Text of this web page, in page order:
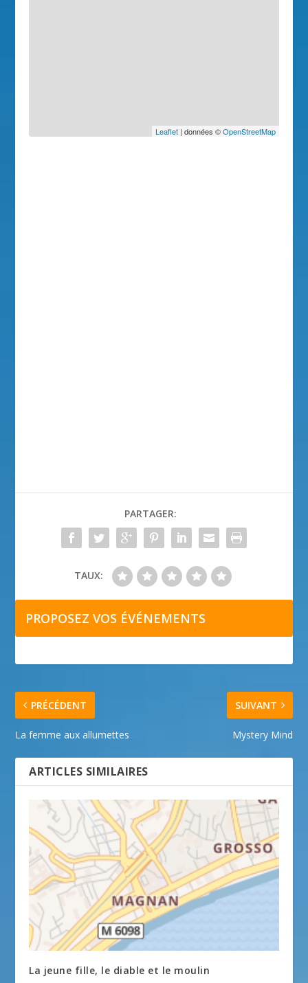
Leaflet| données ©OpenStreetMap
PARTAGER:
TAUX:
PROPOSEZ VOS ÉVÉNEMENTS
PRÉCÉDENT
La femme aux allumettes
SUIVANT
Mystery Mind
ARTICLES SIMILAIRES
La jeune fille, le diable et le moulin